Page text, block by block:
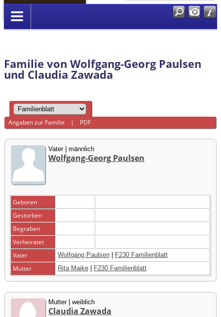
Anmelden
Familie von Wolfgang-Georg Paulsen
und Claudia Zawada
Angaben zur Familie | PDF
Vater | männlich
Wolfgang-Georg Paulsen
Geboren
Gestorben
Begraben
Verheiratet
Vater
Wolfgang Paulsen F230 Familienblatt
Mutter Rita Maike F230 Familienblatt
Mutter | weiblich
Claudia Zawada